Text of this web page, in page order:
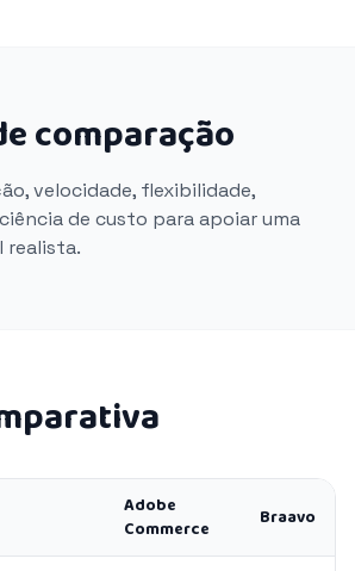
comparação
velocidade, flexibilidade,
de custo para apoiar uma
realista.
Adobe
Commerce
Braavo